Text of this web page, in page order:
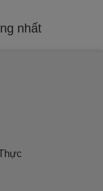
nhất